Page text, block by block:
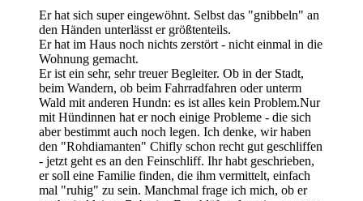
Er hat sich super eingewöhnt. Selbst das "gnibbeln" an
den Händen unterlässt er größtenteils.
Er hat im Haus noch nichts zerstört - nicht einmal in die
Wohnung gemacht.
Er ist ein sehr, sehr treuer Begleiter. Ob in der Stadt,
beim Wandern, ob beim Fahrradfahren oder unterm
Wald mit anderen Hundn: es ist alles kein Problem.Nur
mit Hündinnen hat er noch einige Probleme - die sich
aber bestimmt auch noch legen. Ich denke, wir haben
den "Rohdiamanten" Chifly schon recht gut geschliffen
- jetzt geht es an den Feinschliff. Ihr habt geschrieben,
er soll eine Familie finden, die ihm vermittelt, einfach
mal "ruhig" zu sein. Manchmal frage ich mich, ob er